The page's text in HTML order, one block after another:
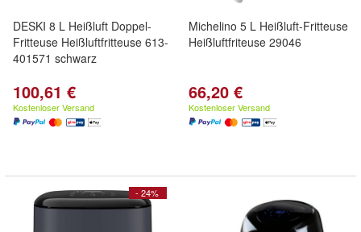
DESKI 8 L Heißluft Doppel-
Fritteuse Heißluftfritteuse 613-
401571 schwarz
100,61 €
Kostenloser Versand
Michelino 5 L Heißluft-Fritteuse
Heißluftfriteuse 29046
66,20 €
Kostenloser Versand
- 24%